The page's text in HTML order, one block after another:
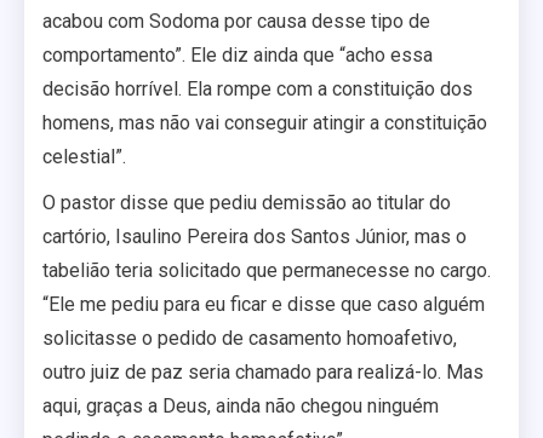
acabou com Sodoma por causa desse tipo de
comportamento”. Ele diz ainda que “acho essa
decisão horrível. Ela rompe com a constituição dos
homens, mas não vai conseguir atingir a constituição
celestial”.
O pastor disse que pediu demissão ao titular do
cartório, Isaulino Pereira dos Santos Júnior, mas o
tabelião teria solicitado que permanecesse no cargo.
“Ele me pediu para eu ficar e disse que caso alguém
solicitasse o pedido de casamento homoafetivo,
outro juiz de paz seria chamado para realizá-lo. Mas
aqui, graças a Deus, ainda não chegou ninguém